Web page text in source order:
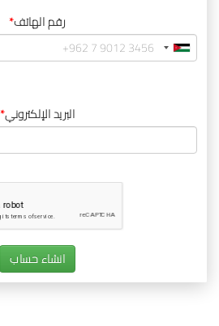
رقم الهاتف*
البريد الإلكتروني*
انشاء حساب